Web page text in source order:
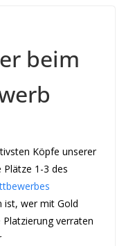
beim
Köpfe unserer
Plätze 1-3 des
ist, wer mit Gold
verraten